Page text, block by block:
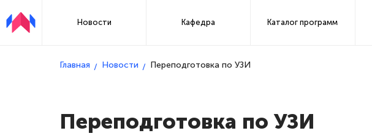
Новости Кафедра Каталог программ
Главная Новости Переподготовка по УЗИ
Переподготовка по УЗИ